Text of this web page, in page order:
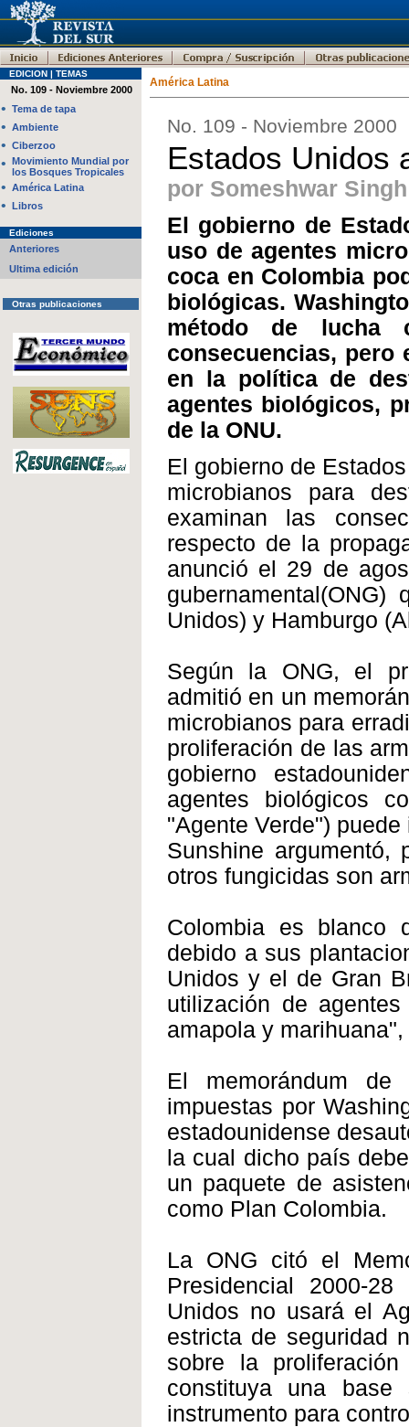
EDICION | TEMAS
No. 109 - Noviembre 2000
• Tema de tapa
• Ambiente
• Ciberzoo
• Movimiento Mundial por
los Bosques Tropicales
• América Latina
• Libros
Ediciones
Anteriores
Ultima edición
Otras publicaciones
América Latina
No. 109 - Noviembre 2000
Estados Unidos
por Someshwar Singh
El gobierno de
uso de agentes
coca en Colombia
biológicas.
método de lucha
consecuencias, pero
en la política de
agentes biológicos,
de la ONU.
El gobierno de
microbianos para
examinan las
respecto de la
anunció el 29 de
Unidos) y Hamburgo
Según la ONG, el
admitió en un
microbianos para
proliferación de las
gobierno
agentes biológicos
"Agente Verde")
Sunshine
otros fungicidas son
Colombia es blanco
debido a sus
Unidos y el de Gran
utilización de
amapola y
El memorándum
impuestas por
estadounidense
la cual dicho país
un paquete de
como Plan Colombia.
La ONG citó el
Presidencial 2000-
Unidos no usará el
estricta de seguridad
sobre la
constituya una
instrumento para